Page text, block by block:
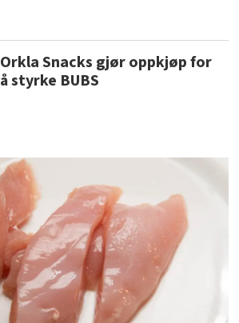
Orkla Snacks gjør oppkjøp for
å styrke BUBS